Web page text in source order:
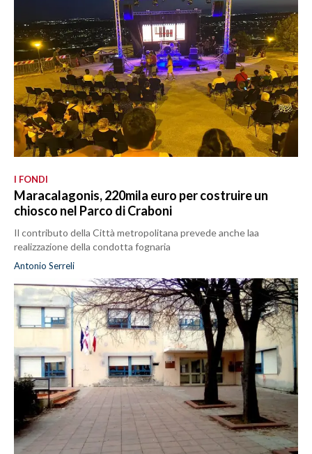
I FONDI
Maracalagonis, 220mila euro per costruire un
chiosco nel Parco di Craboni
Il contributo della Città metropolitana prevede anche laa
realizzazione della condotta fognaria
Antonio Serreli